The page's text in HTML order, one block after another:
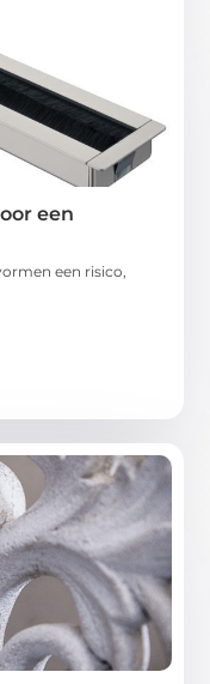
een
een risico,